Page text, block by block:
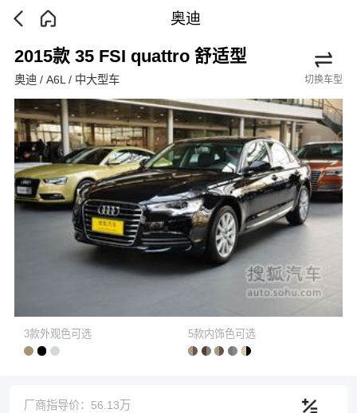
奥迪
2015款 35 FSI quattro 舒适型
奥迪 / A6L / 中大型车 切换车型
3款外观色可选 5款内饰色可选
厂商指导价：56.13万